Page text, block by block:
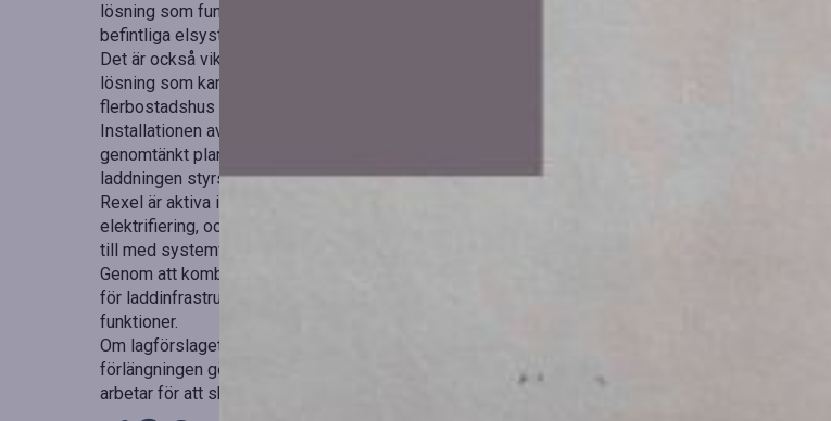
lösning som fungerar för flera boende? Hur säkerställs att laddningen är kompatibel med det
befintliga elsystemet?
Det är också viktigt att tänka på hur effekten ska fördelas mellan laddpunkterna och att skapa en
lösning som kan skalas upp i takt med att fler skaffar elbil. Att integrera laddinfrastruktur i
flerbostadshus öppnar nya perspektiv för långsiktiga energilösningar.
Installationen av laddinfrastruktur handlar sällan bara om en enstaka laddbox; det kräver en väl
genomtänkt plan för hela fastigheten, både nu och i framtiden. Till exempel kan det handla om hur
laddningen styrs, hur effekten fördelas och hur anläggningen kan utvidgas när efterfrågan ökar.
Rexel är aktiva i att stödja branschen i denna omställning. Vi arbetar med elbilsladdning och
elektrifiering, och erbjuder stöd genom hela installationsprocessen. Våra tekniska experter hjälper
till med systemval och projektering, samt erbjuder utbildningar för installatörer.
Genom att kombinera teknisk rådgivning med hårdvara och tjänster kan vi erbjuda helhetslösningar
för laddinfrastruktur i flerbostadshus. Elbilsladdning blir en allt vanligare del av fastigheternas
funktioner.
Om lagförslaget genomförs kan det underlätta för fler att ladda sina bilar där de bor, vilket i
förlängningen gör övergången till eldriven mobilitet enklare. Rexel följer noga utvecklingen och
arbetar för att skapa hållbara lösningar för framtidens laddinfrastruktur.